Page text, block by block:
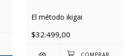
El método ikigai
$32.499,00